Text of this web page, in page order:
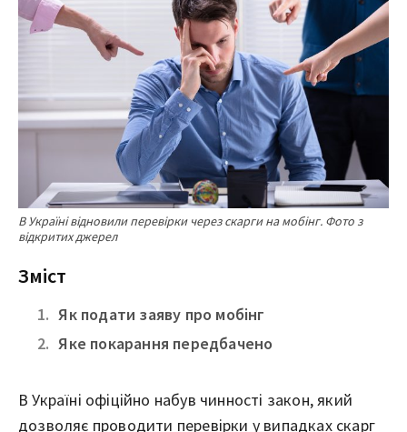
В Україні відновили перевірки через скарги на мобінг. Фото з
відкритих джерел
Зміст
Як подати заяву про мобінг
Яке покарання передбачено
В Україні офіційно набув чинності закон, який
дозволяє проводити перевірки у випадках скарг